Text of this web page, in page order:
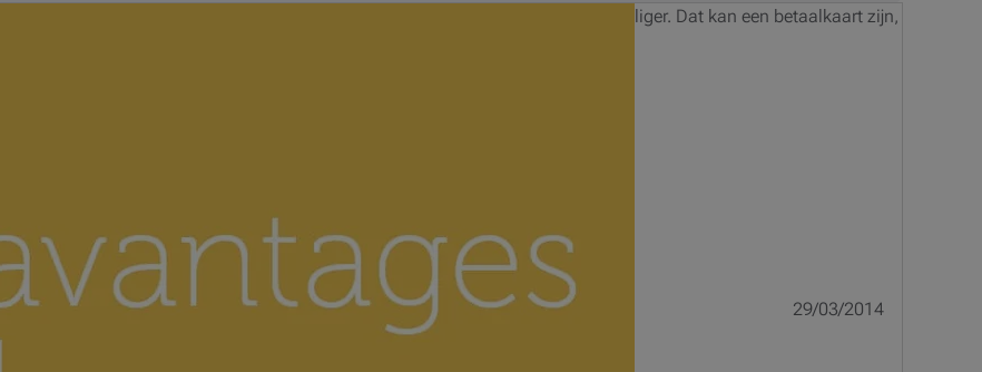
29/03/2014
we liefst niet te veel cash op zak. Een bankkaart is zoveel handiger én veiliger. Dat kan een betaalkaart zijn,